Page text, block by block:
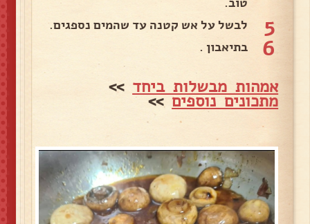
5 לבשל על אש קטנה עד שהמים נספגים.
6 בתיאבון .
אמהות מבשלות ביחד >>
מתכונים נוספים>>